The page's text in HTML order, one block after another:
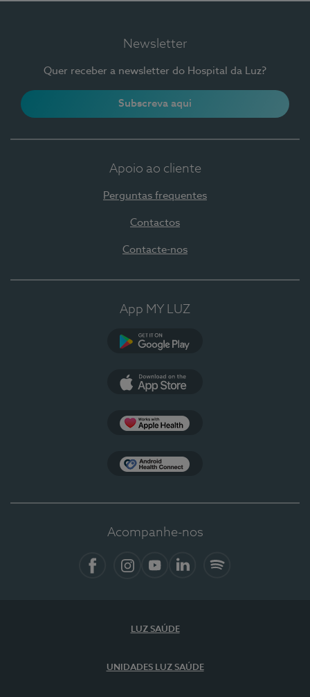
Newsletter
Quer receber a newsletter do Hospital da Luz?
Subscreva aqui
Apoio ao cliente
Perguntas frequentes
Contactos
Contacte-nos
App MY LUZ
Acompanhe-nos
LUZ SAÚDE
UNIDADES LUZ SAÚDE